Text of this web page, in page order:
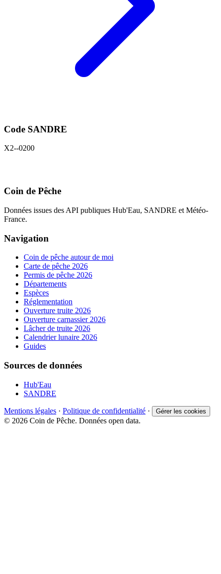
Code SANDRE
X2--0200
Coin de Pêche
Données issues des API publiques Hub'Eau, SANDRE et Météo-
France.
Navigation
Coin de pêche autour de moi
Carte de pêche 2026
Permis de pêche 2026
Départements
Espèces
Réglementation
Ouverture truite 2026
Ouverture carnassier 2026
Lâcher de truite 2026
Calendrier lunaire 2026
Guides
Sources de données
Hub'Eau
SANDRE
Mentions légales · Politique de confidentialité · Gérer les cookies
© 2026 Coin de Pêche. Données open data.